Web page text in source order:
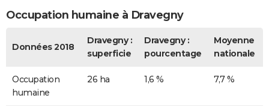
Occupation humaine à Dravegny
Données 2018
Dravegny :
superficie
Dravegny :
pourcentage
Moyenne
nationale
Occupation
humaine
26 ha 1,6 % 7,7 %